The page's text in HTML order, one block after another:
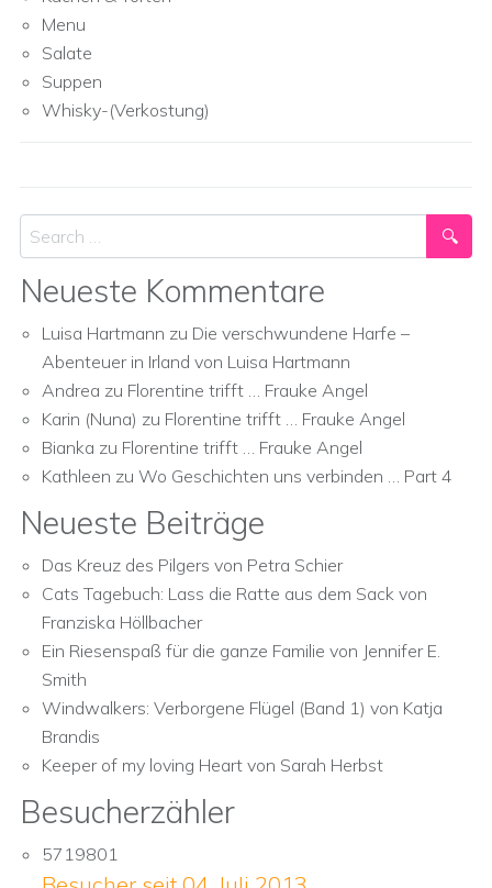
Menu
Salate
Suppen
Whisky-(Verkostung)
Search
Neueste Kommentare
Luisa Hartmann zu Die verschwundene Harfe –
Abenteuer in Irland von Luisa Hartmann
Andrea zu Florentine trifft … Frauke Angel
Karin (Nuna) zu Florentine trifft … Frauke Angel
Bianka zu Florentine trifft … Frauke Angel
Kathleen zu Wo Geschichten uns verbinden … Part 4
Neueste Beiträge
Das Kreuz des Pilgers von Petra Schier
Cats Tagebuch: Lass die Ratte aus dem Sack von
Franziska Höllbacher
Ein Riesenspaß für die ganze Familie von Jennifer E.
Smith
Windwalkers: Verborgene Flügel (Band 1) von Katja
Brandis
Keeper of my loving Heart von Sarah Herbst
Besucherzähler
5719801